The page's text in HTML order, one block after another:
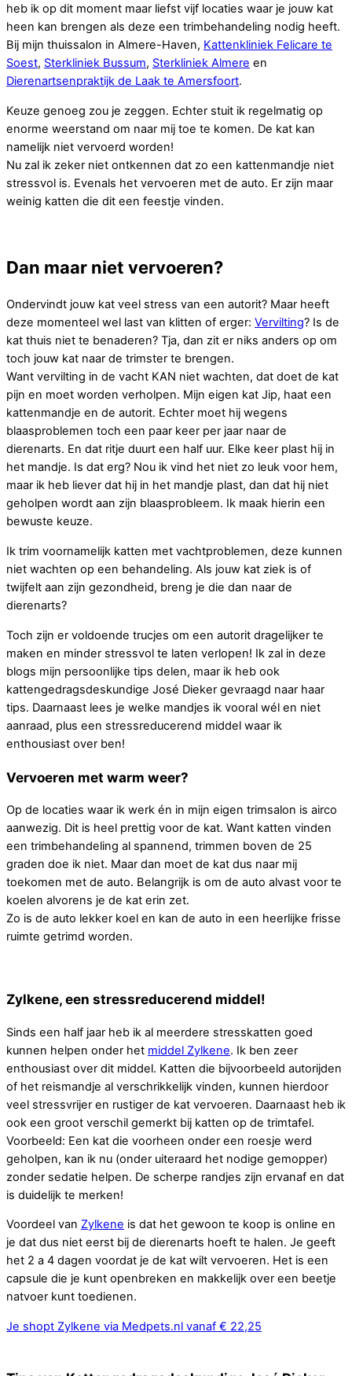
heb ik op dit moment maar liefst vijf locaties waar je jouw kat
heen kan brengen als deze een trimbehandeling nodig heeft.
Bij mijn thuissalon in Almere-Haven, Kattenkliniek Felicare te
Soest, Sterkliniek Bussum, Sterkliniek Almere en
Dierenartsenpraktijk de Laak te Amersfoort.
Keuze genoeg zou je zeggen. Echter stuit ik regelmatig op
enorme weerstand om naar mij toe te komen. De kat kan
namelijk niet vervoerd worden!
Nu zal ik zeker niet ontkennen dat zo een kattenmandje niet
stressvol is. Evenals het vervoeren met de auto. Er zijn maar
weinig katten die dit een feestje vinden.
Dan maar niet vervoeren?
Ondervindt jouw kat veel stress van een autorit? Maar heeft
deze momenteel wel last van klitten of erger: Vervilting? Is de
kat thuis niet te benaderen? Tja, dan zit er niks anders op om
toch jouw kat naar de trimster te brengen.
Want vervilting in de vacht KAN niet wachten, dat doet de kat
pijn en moet worden verholpen. Mijn eigen kat Jip, haat een
kattenmandje en de autorit. Echter moet hij wegens
blaasproblemen toch een paar keer per jaar naar de
dierenarts. En dat ritje duurt een half uur. Elke keer plast hij in
het mandje. Is dat erg? Nou ik vind het niet zo leuk voor hem,
maar ik heb liever dat hij in het mandje plast, dan dat hij niet
geholpen wordt aan zijn blaasprobleem. Ik maak hierin een
bewuste keuze.
Ik trim voornamelijk katten met vachtproblemen, deze kunnen
niet wachten op een behandeling. Als jouw kat ziek is of
twijfelt aan zijn gezondheid, breng je die dan naar de
dierenarts?
Toch zijn er voldoende trucjes om een autorit dragelijker te
maken en minder stressvol te laten verlopen! Ik zal in deze
blogs mijn persoonlijke tips delen, maar ik heb ook
kattengedragsdeskundige José Dieker gevraagd naar haar
tips. Daarnaast lees je welke mandjes ik vooral wél en niet
aanraad, plus een stressreducerend middel waar ik
enthousiast over ben!
Vervoeren met warm weer?
Op de locaties waar ik werk én in mijn eigen trimsalon is airco
aanwezig. Dit is heel prettig voor de kat. Want katten vinden
een trimbehandeling al spannend, trimmen boven de 25
graden doe ik niet. Maar dan moet de kat dus naar mij
toekomen met de auto. Belangrijk is om de auto alvast voor te
koelen alvorens je de kat erin zet.
Zo is de auto lekker koel en kan de auto in een heerlijke frisse
ruimte getrimd worden.
Zylkene, een stressreducerend middel!
Sinds een half jaar heb ik al meerdere stresskatten goed
kunnen helpen onder het middel Zylkene. Ik ben zeer
enthousiast over dit middel. Katten die bijvoorbeeld autorijden
of het reismandje al verschrikkelijk vinden, kunnen hierdoor
veel stressvrijer en rustiger de kat vervoeren. Daarnaast heb ik
ook een groot verschil gemerkt bij katten op de trimtafel.
Voorbeeld: Een kat die voorheen onder een roesje werd
geholpen, kan ik nu (onder uiteraard het nodige gemopper)
zonder sedatie helpen. De scherpe randjes zijn ervanaf en dat
is duidelijk te merken!
Voordeel van Zylkene is dat het gewoon te koop is online en
je dat dus niet eerst bij de dierenarts hoeft te halen. Je geeft
het 2 a 4 dagen voordat je de kat wilt vervoeren. Het is een
capsule die je kunt openbreken en makkelijk over een beetje
natvoer kunt toedienen.
Je shopt Zylkene via Medpets.nl vanaf € 22,25